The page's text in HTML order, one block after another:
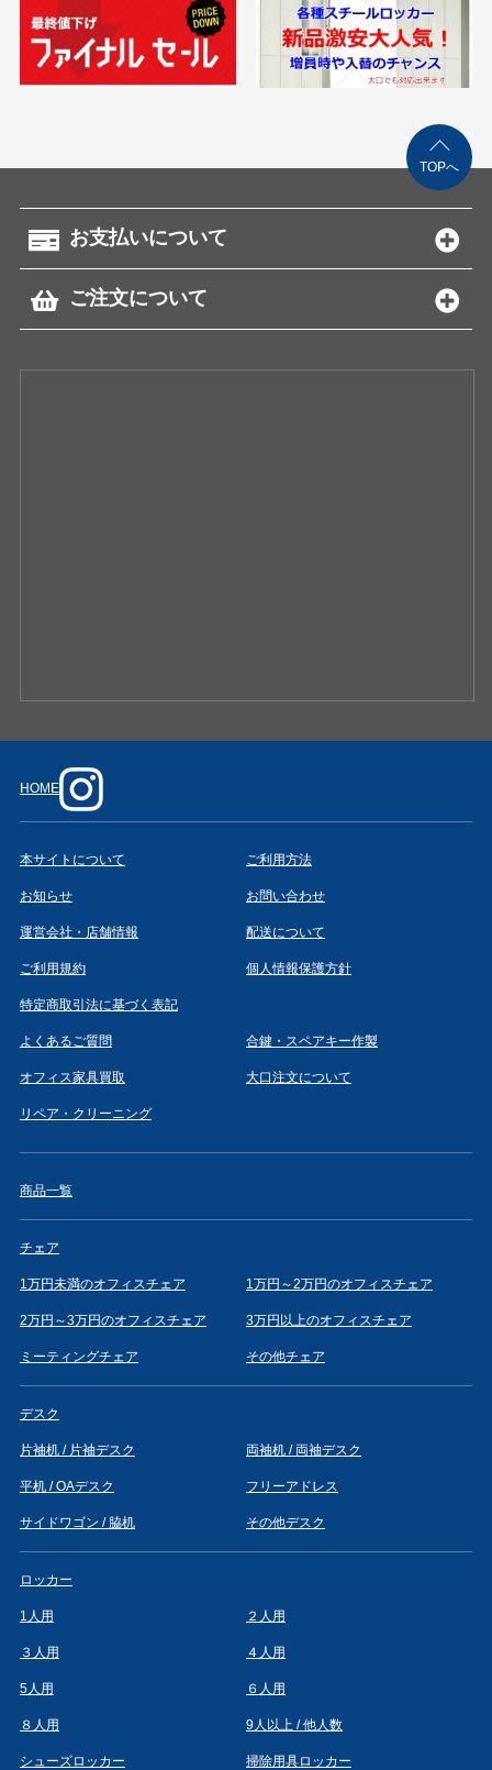
お支払いについて
ご注文について
HOME
本サイトについて ご利用方法
お知らせ お問い合わせ
運営会社・店舗情報 配送について
ご利用規約 個人情報保護方針
特定商取引法に基づく表記
よくあるご質問 合鍵・スペアキー作製
オフィス家具買取 大口注文について
リペア・クリーニング
商品一覧
チェア
1万円未満のオフィスチェア 1万円～2万円のオフィスチェア
2万円～3万円のオフィスチェア 3万円以上のオフィスチェア
ミーティングチェア その他チェア
デスク
片袖机 / 片袖デスク 両袖机 / 両袖デスク
平机 / OAデスク フリーアドレス
サイドワゴン / 脇机 その他デスク
ロッカー
1人用 ２人用
３人用 ４人用
5人用 ６人用
８人用 9人以上 / 他人数
シューズロッカー 掃除用具ロッカー
TOPへ